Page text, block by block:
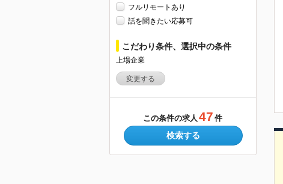
フルリモートあり
話を聞きたい応募可
こだわり条件、選択中の条件
上場企業
変更する
この条件の求人 47 件
検索する